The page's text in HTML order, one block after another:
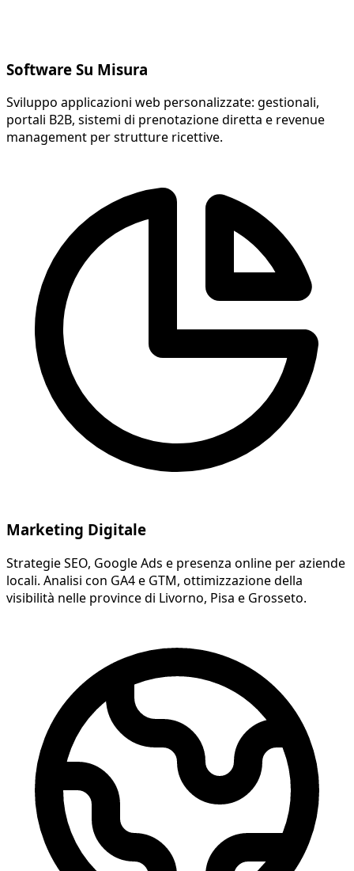
Software Su Misura
Sviluppo applicazioni web personalizzate: gestionali,
portali B2B, sistemi di prenotazione diretta e revenue
management per strutture ricettive.
Marketing Digitale
Strategie SEO, Google Ads e presenza online per aziende
locali. Analisi con GA4 e GTM, ottimizzazione della
visibilità nelle province di Livorno, Pisa e Grosseto.